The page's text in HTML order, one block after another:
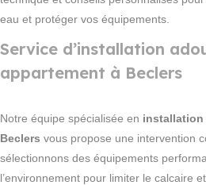
eau et protéger vos équipements.
Service d’installation
appartement à Beclers
Notre équipe spécialisée en installation
Beclers vous propose une intervention
sélectionnons des équipements
l’environnement pour limiter le calcaire